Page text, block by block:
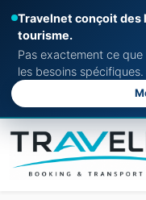
Travelnet conçoit des
tourisme.
Pas exactement ce
les besoins spécifiques.